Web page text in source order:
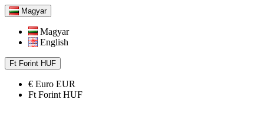
Magyar
Magyar
English
Ft Forint HUF
€ Euro EUR
Ft Forint HUF